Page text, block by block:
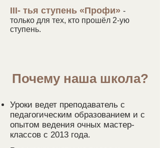
III- тья ступень «Профи» -
только для тех, кто прошёл 2-ую
ступень.
Почему наша школа?
Уроки ведет преподаватель с
педагогическим образованием и с
опытом ведения очных мастер-
классов с 2013 года.